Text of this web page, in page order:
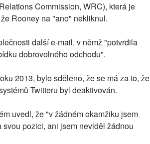
Commission, WRC), která je
Rooney na "ano" nekliknul.
další e-mail, v němž "potvrdila
dobrovolného odchodu".
2013, bylo sděleno, že se má za to, že
Twitteru byl deaktivován.
uvedl, že "v žádném okamžiku jsem
pozici, ani jsem neviděl žádnou